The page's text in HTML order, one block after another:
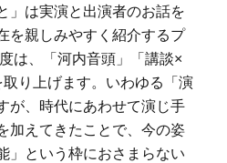
」は実演と出演者のお話を
を親しみやすく紹介するプ
は、「河内音頭」「講談×
り上げます。いわゆる「演
が、時代にあわせて演じ手
加えてきたことで、今の姿
」という枠におさまらない